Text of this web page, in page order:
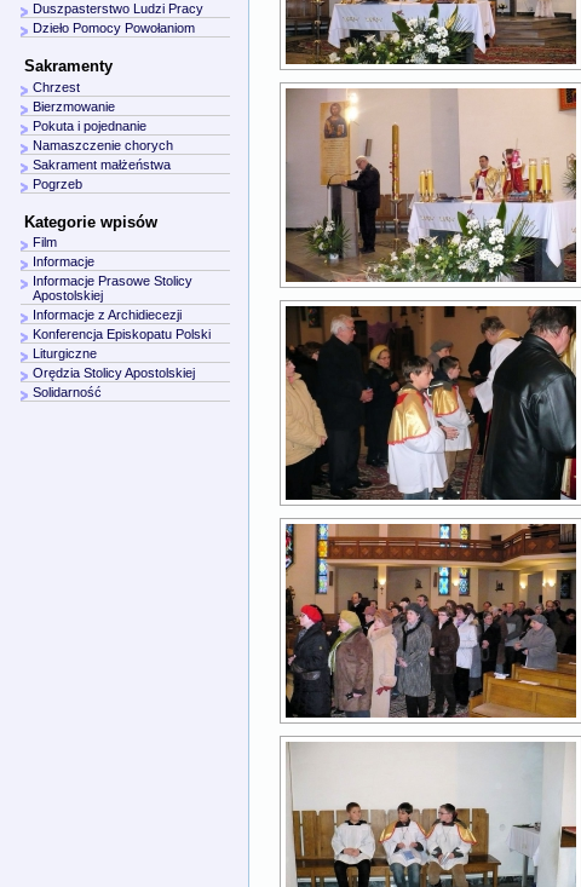
Duszpasterstwo Ludzi Pracy
Dzieło Pomocy Powołaniom
Sakramenty
Chrzest
Bierzmowanie
Pokuta i pojednanie
Namaszczenie chorych
Sakrament małżeństwa
Pogrzeb
Kategorie wpisów
Film
Informacje
Informacje Prasowe Stolicy
Apostolskiej
Informacje z Archidiecezji
Konferencja Episkopatu Polski
Liturgiczne
Orędzia Stolicy Apostolskiej
Solidarność